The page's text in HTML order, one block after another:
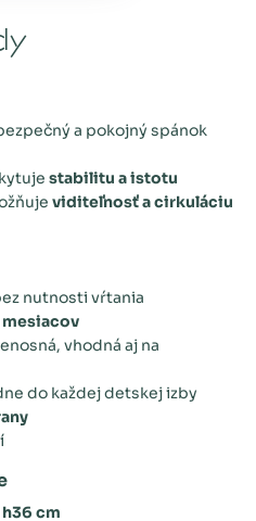
a pokojný spánok
stabilitu a istotu
viditeľnosť a cirkuláciu
nutnosti vŕtania
mesiacov
vhodná aj na
do každej detskej izby
h36 cm